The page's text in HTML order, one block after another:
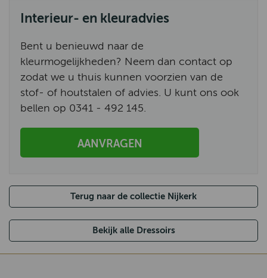
Interieur- en kleuradvies
Bent u benieuwd naar de
kleurmogelijkheden? Neem dan contact op
zodat we u thuis kunnen voorzien van de
stof- of houtstalen of advies. U kunt ons ook
bellen op 0341 - 492 145.
AANVRAGEN
Terug naar de collectie Nijkerk
Bekijk alle Dressoirs